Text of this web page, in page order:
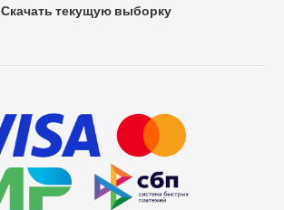
Скачать текущую выборку